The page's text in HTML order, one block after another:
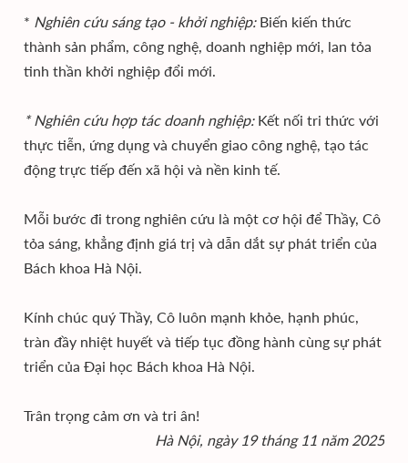
* Nghiên cứu sáng tạo - khởi nghiệp:Biến kiến thức
thành sản phẩm, công nghệ, doanh nghiệp mới, lan tỏa
tinh thần khởi nghiệp đổi mới.
* Nghiên cứu hợp tác doanh nghiệp: Kết nối tri thức với
thực tiễn, ứng dụng và chuyển giao công nghệ, tạo tác
động trực tiếp đến xã hội và nền kinh tế.
Mỗi bước đi trong nghiên cứu là một cơ hội để Thầy, Cô
tỏa sáng, khẳng định giá trị và dẫn dắt sự phát triển của
Bách khoa Hà Nội.
Kính chúc quý Thầy, Cô luôn mạnh khỏe, hạnh phúc,
tràn đầy nhiệt huyết và tiếp tục đồng hành cùng sự phát
triển của Đại học Bách khoa Hà Nội.
Trân trọng cảm ơn và tri ân!
Hà Nội, ngày 19 tháng 11 năm 2025